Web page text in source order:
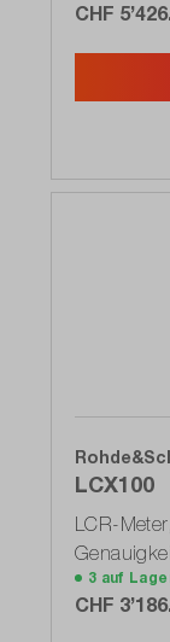
CHF
LCX100
LCR-
3 auf
CHF